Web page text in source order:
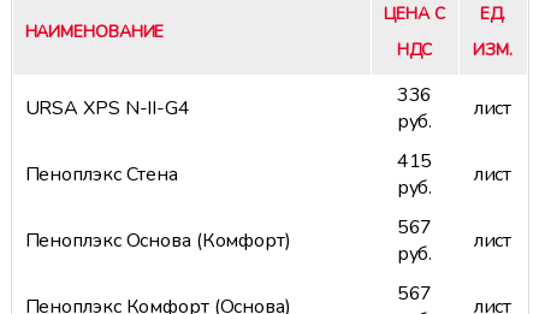
НАИМЕНОВАНИЕ
ЦЕНА С
НДС
ЕД.
ИЗМ.
URSA XPS N-II-G4
336
руб.
лист
Пеноплэкс Стена
415
руб.
лист
Пеноплэкс Основа (Комфорт)
567
руб.
лист
Пеноплэкс Комфорт (Основа)
567
лист